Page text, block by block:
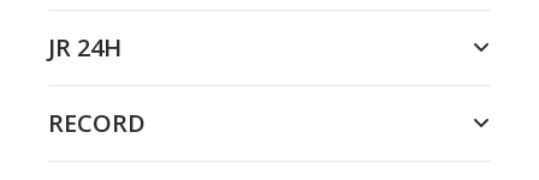
JR 24H
RECORD